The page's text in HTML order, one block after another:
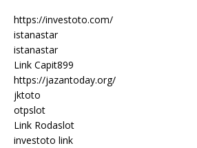
https://investoto.com/
istanastar
istanastar
Link Capit899
https://jazantoday.org/
jktoto
otpslot
Link Rodaslot
investoto link